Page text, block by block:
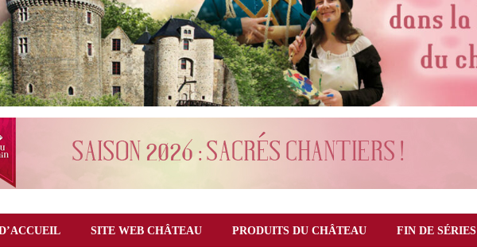
SITE WEB CHÂTEAU PRODUITS DU CHÂTEAU FIN DE SÉRIES